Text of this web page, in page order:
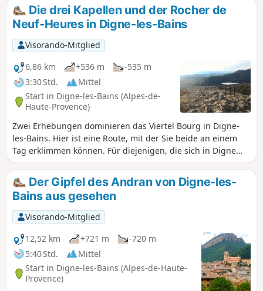
Die drei Kapellen und der Rocher de
Neuf-Heures in Digne-les-Bains
Visorando-Mitglied
6,86 km
+536 m
-535 m
3:30 Std.
Mittel
Start in Digne-les-Bains (Alpes-de-
Haute-Provence)
Zwei Erhebungen dominieren das Viertel Bourg in Digne-
les-Bains. Hier ist eine Route, mit der Sie beide an einem
Tag erklimmen können. Für diejenigen, die sich in Digne
befinden, ist es angenehm, direkt von der Stadt aus zu
starten.Der Gipfel des Andran von Digne-les-
Bains aus gesehen
Visorando-Mitglied
12,52 km
+721 m
-720 m
5:40 Std.
Mittel
Start in Digne-les-Bains (Alpes-de-Haute-
Provence)